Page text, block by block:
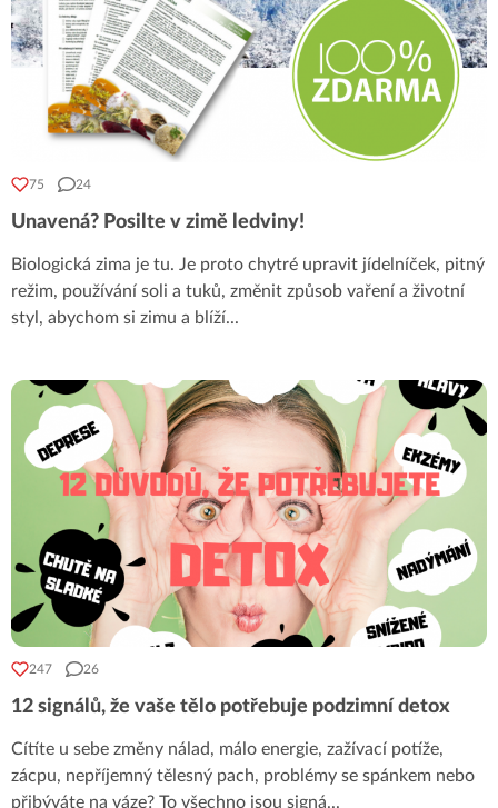
75 24
Unavená? Posilte v zimě ledviny!
Biologická zima je tu. Je proto chytré upravit jídelníček, pitný
režim, používání soli a tuků, změnit způsob vaření a životní
styl, abychom si zimu a blíží...
247 26
12 signálů, že vaše tělo potřebuje podzimní detox
Cítíte u sebe změny nálad, málo energie, zažívací potíže,
zácpu, nepříjemný tělesný pach, problémy se spánkem nebo
přibýváte na váze? To všechno jsou signá...